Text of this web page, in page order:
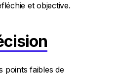
et objective.
points faibles de